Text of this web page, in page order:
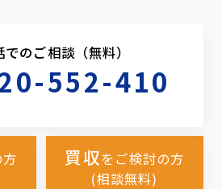
でのご相談（無料）
552-410
買収をご検討の方
(相談無料)